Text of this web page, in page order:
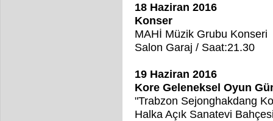
18 Haziran 2016
Konser
MAHİ Müzik Grubu Konseri
Salon Garaj / Saat:21.30
19 Haziran 2016
Kore Geleneksel Oyun
"Trabzon Sejonghakdang
Halka Açık Sanatevi